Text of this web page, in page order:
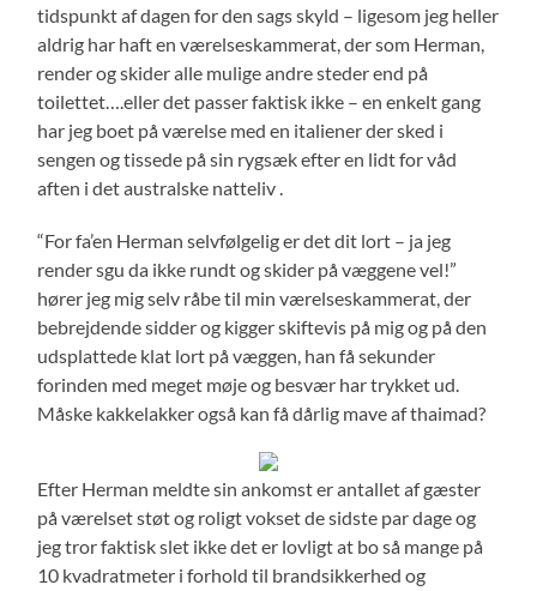
tidspunkt af dagen for den sags skyld – ligesom jeg heller
aldrig har haft en værelseskammerat, der som Herman,
render og skider alle mulige andre steder end på
toilettet….eller det passer faktisk ikke – en enkelt gang
har jeg boet på værelse med en italiener der sked i
sengen og tissede på sin rygsæk efter en lidt for våd
aften i det australske natteliv .
“For fa’en Herman selvfølgelig er det dit lort – ja jeg
render sgu da ikke rundt og skider på væggene vel!”
hører jeg mig selv råbe til min værelseskammerat, der
bebrejdende sidder og kigger skiftevis på mig og på den
udsplattede klat lort på væggen, han få sekunder
forinden med meget møje og besvær har trykket ud.
Måske kakkelakker også kan få dårlig mave af thaimad?
Efter Herman meldte sin ankomst er antallet af gæster
på værelset støt og roligt vokset de sidste par dage og
jeg tror faktisk slet ikke det er lovligt at bo så mange på
10 kvadratmeter i forhold til brandsikkerhed og